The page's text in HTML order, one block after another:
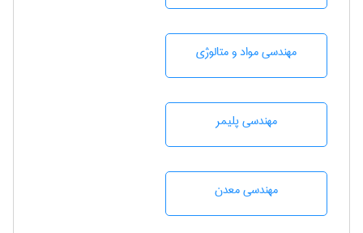
مهندسی مواد و متالوژی
مهندسی پليمر
مهندسی معدن